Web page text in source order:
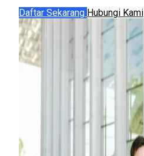
Daftar Sekarang Hubungi Kami